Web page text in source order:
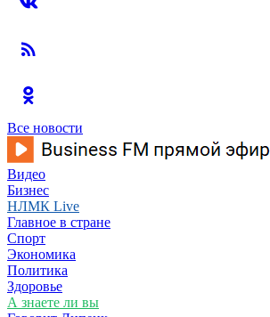
Все новости
Видео
Бизнес
НЛМК Live
Главное в стране
Спорт
Экономика
Политика
Здоровье
А знаете ли вы